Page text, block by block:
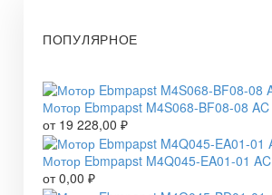
ПОПУЛЯРНОЕ
Мотор Ebmpapst M4S068-BF08-08 AC
от 19 228,00 ₽
Мотор Ebmpapst M4Q045-EA01-01 AC
от0,00 ₽